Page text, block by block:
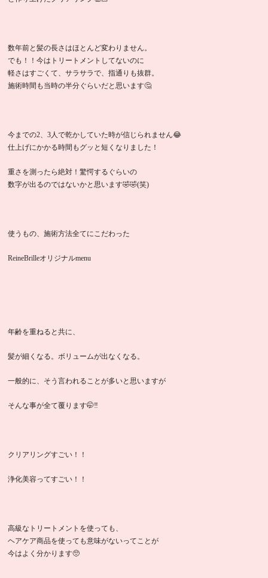
数年前と髪の長さはほとんど変わりません。
でも！！今はトリートメントしてないのに
軽さはすごくて、サラサラで、指通りも抜群。
施術時間も当時の半分ぐらいだと思います🤔
今までの2、3人で乾かしていた時が信じられません😂
仕上げにかかる時間もグッと短くなりました！
重さを測ったら絶対！驚愕するぐらいの
数字が出るのではないかと思います🤣🤣(笑)
使うもの、施術方法全てにこだわった
ReineBrilleオリジナルmenu
年齢を重ねると共に、
髪が細くなる。ボリュームが出なくなる。
一般的に、そう言われることが多いと思いますが
そんな事が全て覆ります🤭‼️
クリアリングすごい！！
浄化美容ってすごい！！
高級なトリートメントを使っても、
ヘアケア商品を使っても意味がないってことが
今はよく分かります🥺